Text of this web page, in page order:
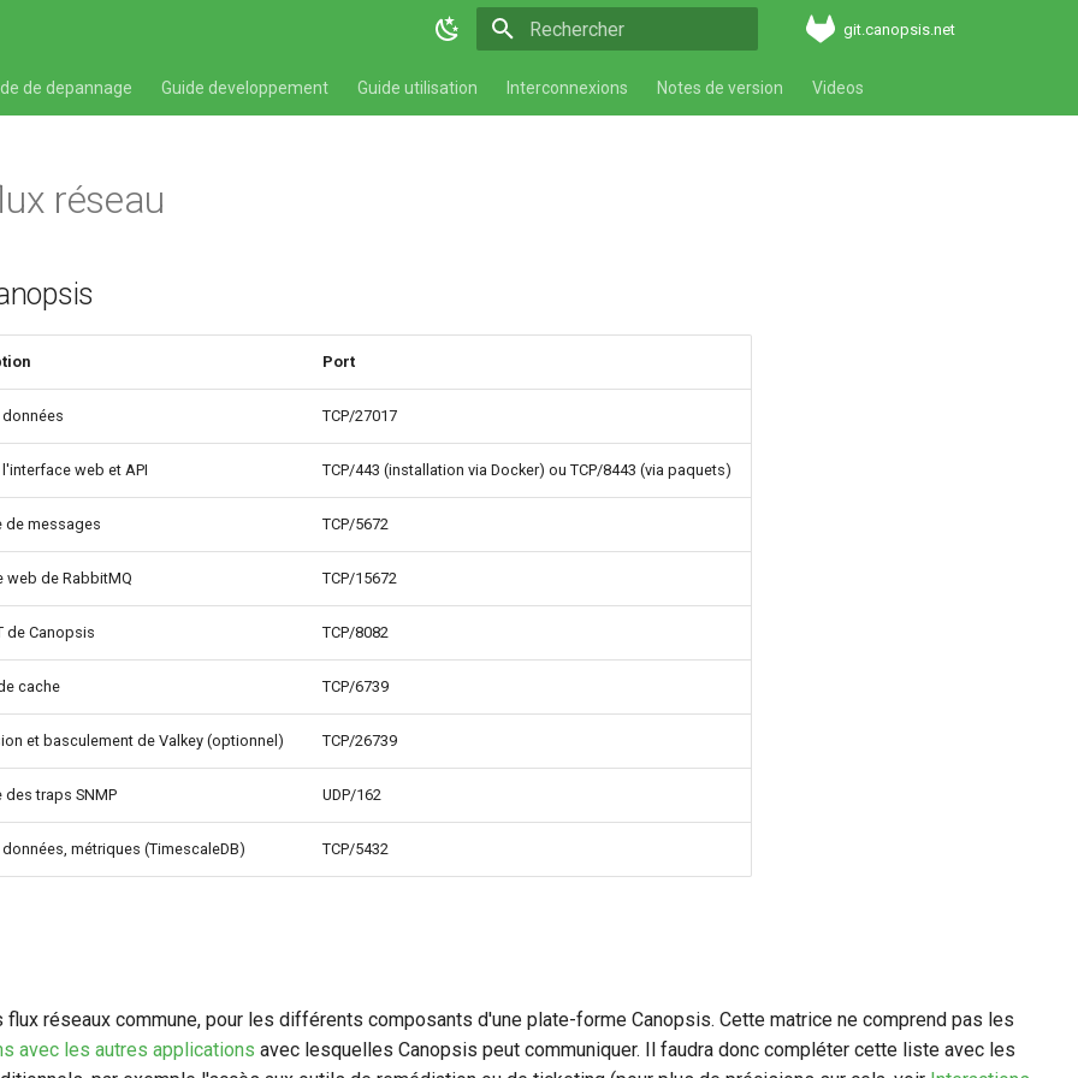
git.canopsis.net
de depannage Guide developpement Guide utilisation Interconnexions Notes de version Videos
réseau
Port
TCP/27017
web et API TCP/443 (installation via Docker) ou TCP/8443 (via paquets)
de messages TCP/5672
web de RabbitMQ TCP/15672
de Canopsis TCP/8082
cache TCP/6739
et basculement de Valkey (optionnel) TCP/26739
des traps SNMP UDP/162
métriques (TimescaleDB) TCP/5432
réseaux commune, pour les différents composants d'une plate-forme Canopsis. Cette matrice ne comprend pas les
avec les autres applications avec lesquelles Canopsis peut communiquer. Il faudra donc compléter cette liste avec les